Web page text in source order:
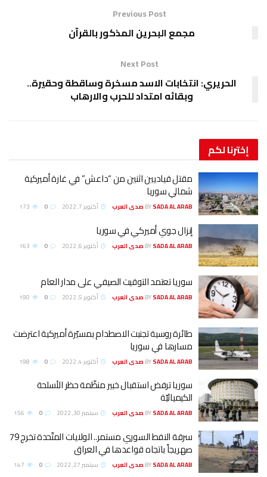
Previous Post
مجمع البحرين المذكور بالقرآن
Next Post
الحريري: انتخابات الاسد مسخرة وساقطة وحقيرة..
وبقائه امتداد للحرب والارهاب
إخترنالكم
مقتل قياديين اثنين من “داعش” في غارة أميركية
شمالي سوريا
BYSADA AL ARAB صدى العرب أكتوبر 7, 2022
إنزال جوي أميركي في سوريا
BYSADA AL ARAB صدى العرب أكتوبر 6, 2022
سوريا تعتمد التوقيت الصيفي على مدار العام
BYSADA AL ARAB صدى العرب أكتوبر 5, 2022
طائرة روسية تجنبت الاصطدام بمسيّرة أميركية اعترضت
مسارها في سوريا
BYSADA AL ARAB صدى العرب أكتوبر 4, 2022
سوريا ترفض استقبال خبير منظّمة حظر الأسلحة
الكيميائيّة
BYSADA AL ARAB صدى العرب سبتمبر 30, 2022
سرقة النفط السوري مستمر.. الولايات المتّحدة تخرج 79
صهريجاً باتجاه قواعدها في العراق
BYSADA AL ARAB صدى العرب سبتمبر 27, 2022